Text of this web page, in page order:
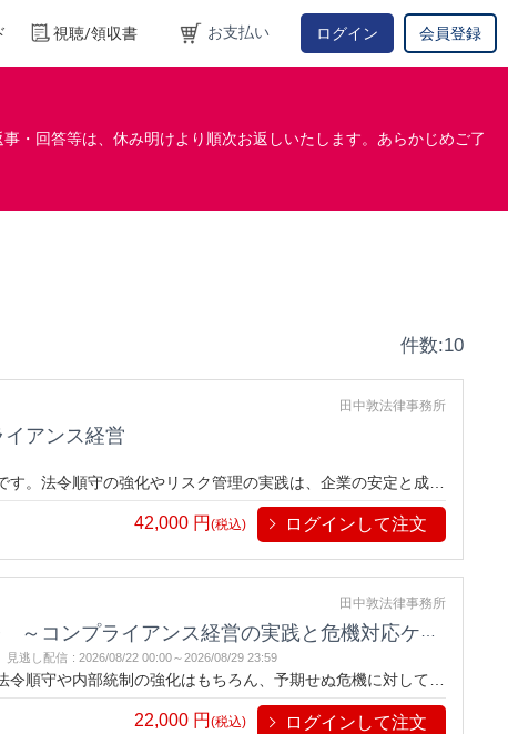
視聴/領収書 お支払い ログイン 会員登録
・回答等は、休み明けより順次お返しいたします。あらかじめご了
件数:10
田中敦法律事務所
アンス経営
。法令順守の強化やリスク管理の実践は、企業の安定と成長
く理解し、具体的な事例を通じてコンプライアンス経営とリ
きます。
42,000 円(税込) ログインして注文
田中敦法律事務所
プライアンス経営の実践と危機対応ケーススタディ～
見逃し配信 : 2026/08/22 00:00～2026/08/29 23:59
順守や内部統制の強化はもちろん、予期せぬ危機に対して迅
締役としての責務を実行しつつ、実践的なコンプライアンス
キルを身につける絶好の機会です。
22,000 円 (税込) ログインして注文